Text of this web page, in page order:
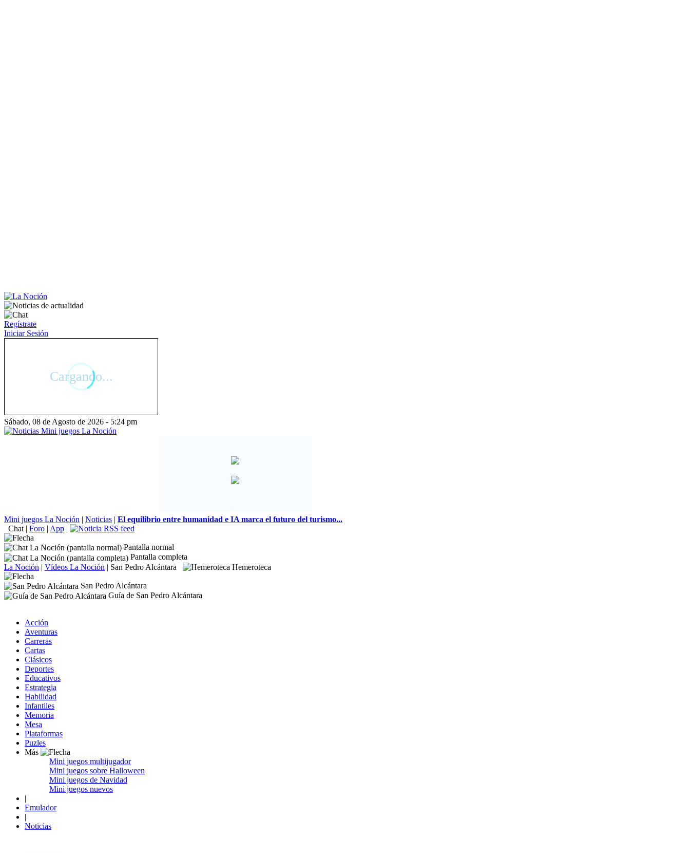
Regístrate
Iniciar Sesión
Sábado, 08 de Agosto de 2026 - 5:24 pm
Mini juegos La Noción | Noticias | El equilibrio entre humanidad e IA marca el futuro del turismo...
Chat | Foro | App |
Pantalla normal
Pantalla completa
La Noción | Vídeos La Noción | San Pedro Alcántara Hemeroteca
San Pedro Alcántara
Guía de San Pedro Alcántara
Acción
Aventuras
Carreras
Cartas
Clásicos
Deportes
Educativos
Estrategia
Habilidad
Infantiles
Memoria
Mesa
Plataformas
Puzles
Más
Mini juegos multijugador
Mini juegos sobre Halloween
Mini juegos de Navidad
Mini juegos nuevos
|
Emulador
|
Noticias